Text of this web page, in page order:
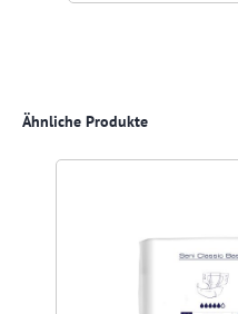
Produktgalerie überspringen
Ähnliche Produkte